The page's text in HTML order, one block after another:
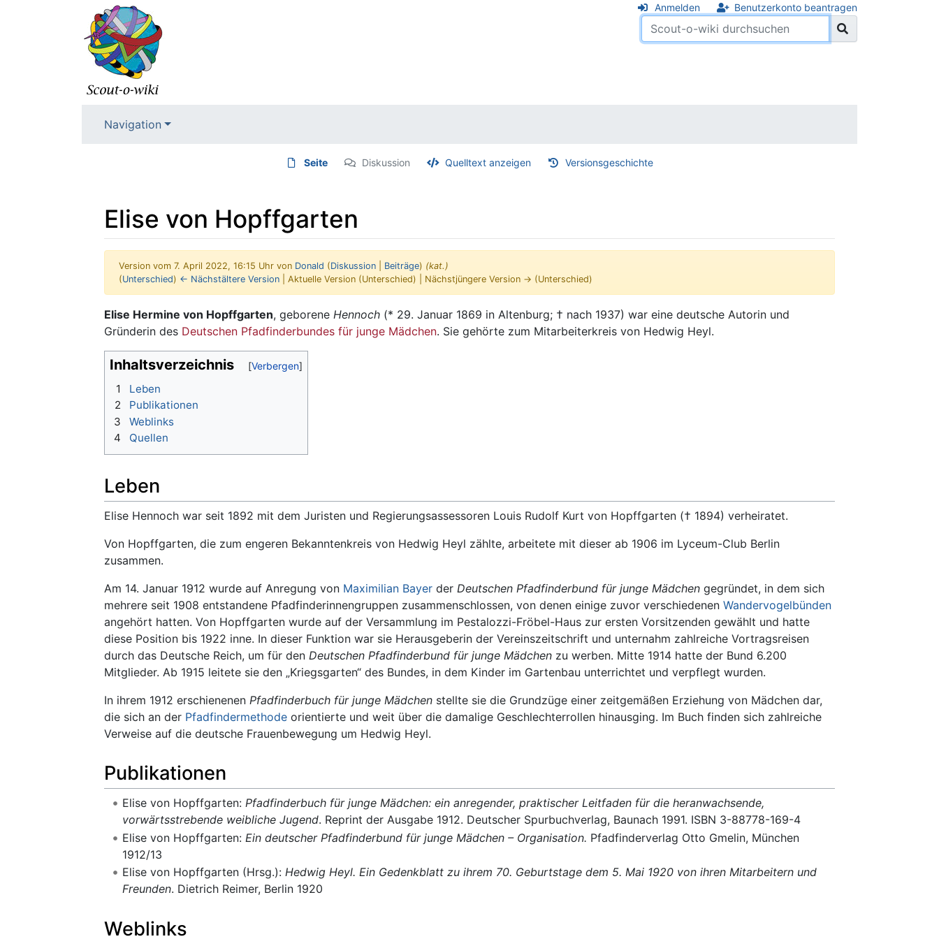
Anmelden Benutzerkonto beantragen
Navigation
Seite Diskussion Quelltext anzeigen Versionsgeschichte
Elise von Hopffgarten
Version vom 7. April 2022, 16:15 Uhr von Donald (Diskussion Beiträge) (kat.)
(Unterschied) ← Nächstältere Version | Aktuelle Version (Unterschied) | Nächstjüngere Version → (Unterschied)
Wechseln zu:Navigation,Suche
Elise Hermine von Hopffgarten, geborene Hennoch (* 29. Januar 1869 in Altenburg; † nach 1937) war eine deutsche Autorin und
Gründerin des Deutschen Pfadfinderbundes für junge Mädchen. Sie gehörte zum Mitarbeiterkreis von Hedwig Heyl.
Inhaltsverzeichnis
1
Leben
2
Publikationen
3
Weblinks
4
Quellen
Leben
Elise Hennoch war seit 1892 mit dem Juristen und Regierungsassessoren Louis Rudolf Kurt von Hopffgarten († 1894) verheiratet.
Von Hopffgarten, die zum engeren Bekanntenkreis von Hedwig Heyl zählte, arbeitete mit dieser ab 1906 im Lyceum-Club Berlin
zusammen.
Am 14. Januar 1912 wurde auf Anregung von Maximilian Bayer der Deutschen Pfadfinderbund für junge Mädchen gegründet, in dem sich
mehrere seit 1908 entstandene Pfadfinderinnengruppen zusammenschlossen, von denen einige zuvor verschiedenen Wandervogelbünden
angehört hatten. Von Hopffgarten wurde auf der Versammlung im Pestalozzi-Fröbel-Haus zur ersten Vorsitzenden gewählt und hatte
diese Position bis 1922 inne. In dieser Funktion war sie Herausgeberin der Vereinszeitschrift und unternahm zahlreiche Vortragsreisen
durch das Deutsche Reich, um für den Deutschen Pfadfinderbund für junge Mädchen zu werben. Mitte 1914 hatte der Bund 6.200
Mitglieder. Ab 1915 leitete sie den „Kriegsgarten“ des Bundes, in dem Kinder im Gartenbau unterrichtet und verpflegt wurden.
In ihrem 1912 erschienenen Pfadfinderbuch für junge Mädchen stellte sie die Grundzüge einer zeitgemäßen Erziehung von Mädchen dar,
die sich an der Pfadfindermethode orientierte und weit über die damalige Geschlechterrollen hinausging. Im Buch finden sich zahlreiche
Verweise auf die deutsche Frauenbewegung um Hedwig Heyl.
Publikationen
Elise von Hopffgarten: Pfadfinderbuch für junge Mädchen: ein anregender, praktischer Leitfaden für die heranwachsende,
vorwärtsstrebende weibliche Jugend. Reprint der Ausgabe 1912. Deutscher Spurbuchverlag, Baunach 1991. ISBN 3-88778-169-4
Elise von Hopffgarten: Ein deutscher Pfadfinderbund für junge Mädchen – Organisation. Pfadfinderverlag Otto Gmelin, München
1912/13
Elise von Hopffgarten (Hrsg.): Hedwig Heyl. Ein Gedenkblatt zu ihrem 70. Geburtstage dem 5. Mai 1920 von ihren Mitarbeitern und
Freunden. Dietrich Reimer, Berlin 1920
Weblinks